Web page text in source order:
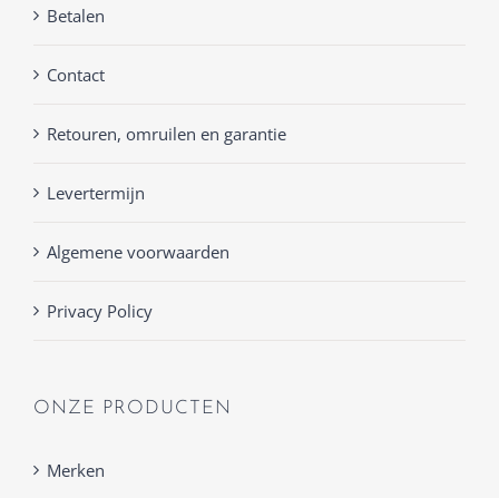
Betalen
Contact
Retouren, omruilen en garantie
Levertermijn
Algemene voorwaarden
Privacy Policy
ONZE PRODUCTEN
Merken